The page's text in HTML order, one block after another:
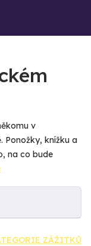
v
Ponožky, knížku a
na co bude
ZÁŽITKŮ